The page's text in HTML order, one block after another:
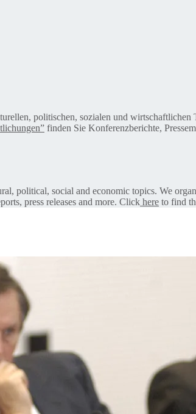
politischen, sozialen und
finden Sie Konferenzberichte,
political, social and economic topics. We
press releases and more. Click here to find